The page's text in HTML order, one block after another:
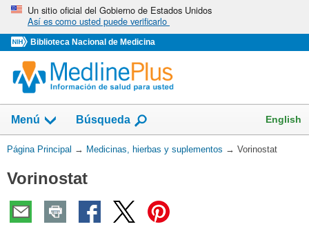
Omita
vaya
al
Contenido
Un sitio oficial del Gobierno de Estados Unidos
Así es como usted puede verificarlo
Biblioteca Nacional de Medicina
Menú
Mostrar
campo
de
Búsqueda English
Usted
aquí:
Página Principal → Medicinas, hierbas y suplementos → Vorinostat
Vorinostat